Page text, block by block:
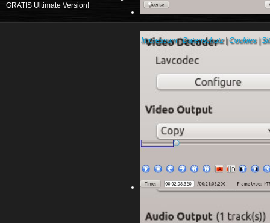
GRATIS Ultimate Version!
Impressum|Datenschutz|Cookies|